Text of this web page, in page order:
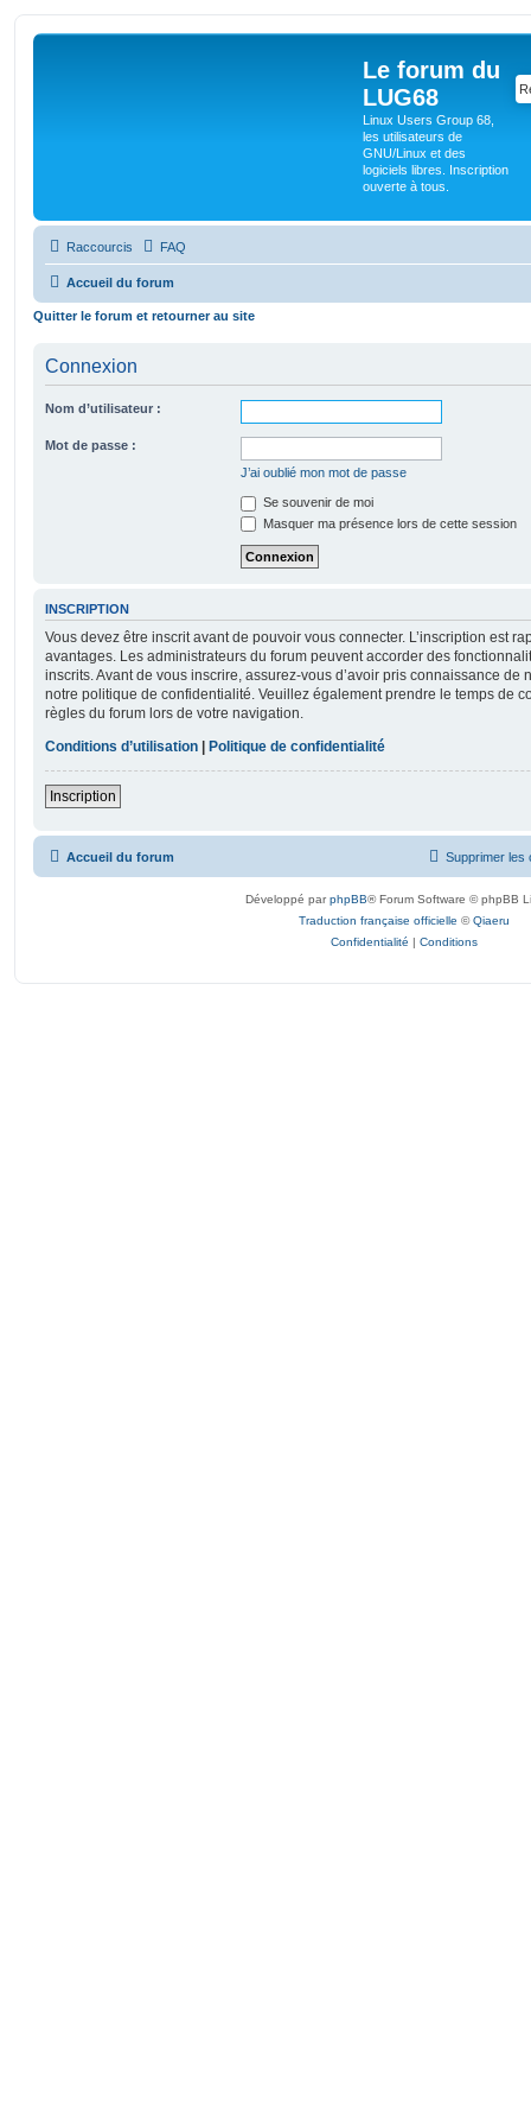
Le forum du
LUG68
Linux Users Group 68,
les utilisateurs de
GNU/Linux et des
logiciels libres. Inscription
ouverte à tous.
Raccourcis FAQ
Accueil du forum
Quitter le forum et retourner au site
Connexion
Nom d’utilisateur :
Mot de passe :
J’ai oublié mon mot de passe
Se souvenir de moi
Masquer ma présence lors de cette session
INSCRIPTION
Vous devez être inscrit avant de pouvoir vous connecter. L’inscription est
avantages. Les administrateurs du forum peuvent accorder des
inscrits. Avant de vous inscrire, assurez-vous d’avoir pris connaissance de
notre politique de confidentialité. Veuillez également prendre le temps de
règles du forum lors de votre navigation.
Conditions d’utilisation | Politique de confidentialité
Inscription
Accueil du forum Supprimer les
Développé parphpBB® Forum Software © phpBB
Traduction française officielle ©Qiaeru
Confidentialité | Conditions